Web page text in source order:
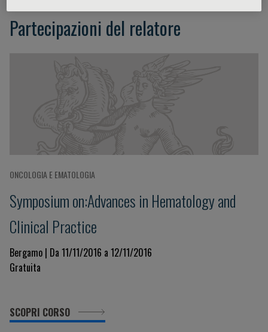
Partecipazioni del relatore
ONCOLOGIA E EMATOLOGIA
Symposium on:Advances in Hematology and
Clinical Practice
Bergamo | Da 11/11/2016 a 12/11/2016
Gratuita
SCOPRI CORSO